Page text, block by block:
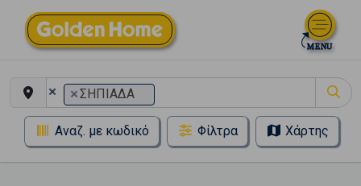
× ×ΣΗΠΙΑΔΑ
Αναζ. με κωδικό Φίλτρα Χάρτης